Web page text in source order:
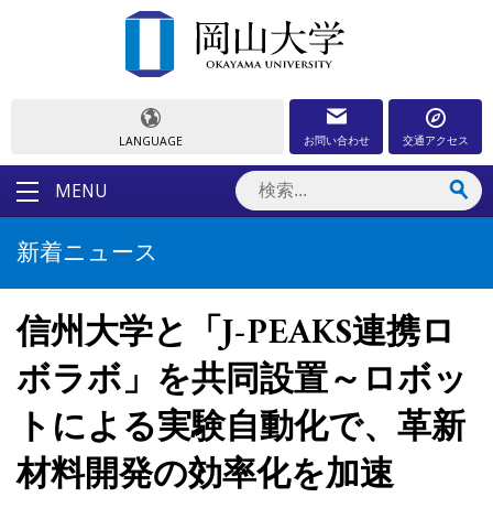
LANGUAGE お問い合わせ 交通アクセス
MENU
新着ニュース
信州大学と「J-PEAKS連携ロ
ボラボ」を共同設置～ロボッ
トによる実験自動化で、革新
材料開発の効率化を加速